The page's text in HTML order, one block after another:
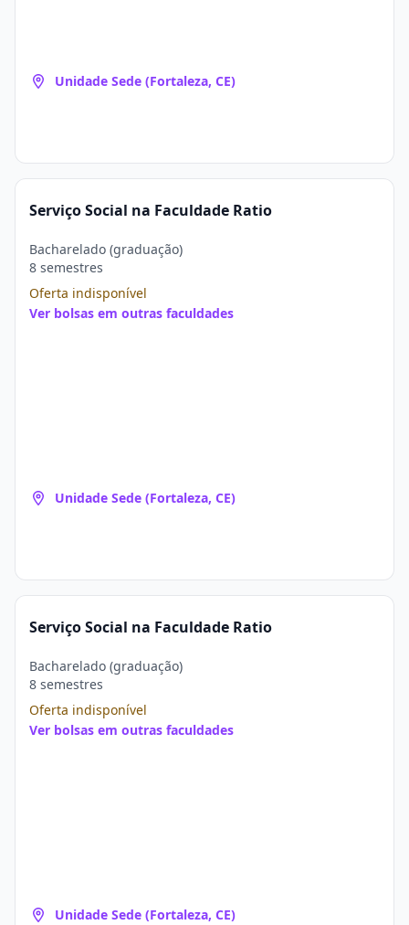
Unidade Sede (Fortaleza, CE)
Serviço Social na Faculdade Ratio
Bacharelado (graduação)
8 semestres
Oferta indisponível
Ver bolsas em outras faculdades
Unidade Sede (Fortaleza, CE)
Serviço Social na Faculdade Ratio
Bacharelado (graduação)
8 semestres
Oferta indisponível
Ver bolsas em outras faculdades
Unidade Sede (Fortaleza, CE)